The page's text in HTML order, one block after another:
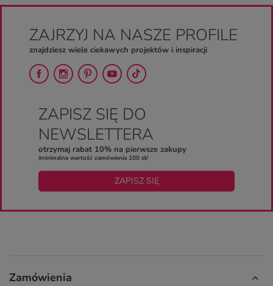
ZAJRZYJ NA NASZE PROFILE
znajdziesz wiele ciekawych projektów i inspiracji
ZAPISZ SIĘ DO
NEWSLETTERA
otrzymaj rabat 10% na pierwsze zakupy
/minimalna wartość zamówienia 100 zł/
ZAPISZ SIĘ
Zamówienia